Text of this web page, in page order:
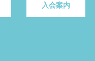
入会案内